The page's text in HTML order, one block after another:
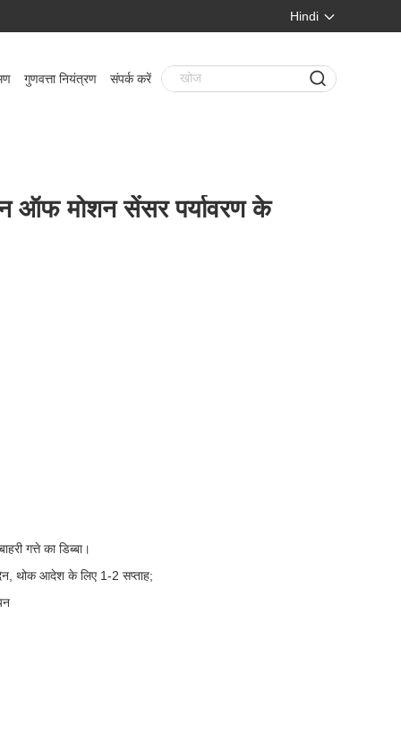
Hindi
गुणवत्ता नियंत्रण संपर्क करें
ऑफ मोशन सेंसर पर्यावरण के
गत्ते का डिब्बा।
थोक आदेश के लिए 1-2 सप्ताह;